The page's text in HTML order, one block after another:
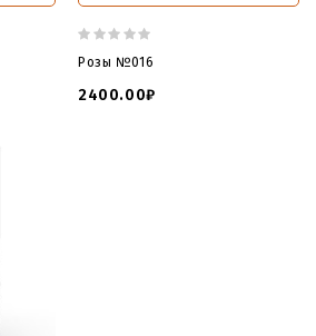
Розы №016
2400.00₽